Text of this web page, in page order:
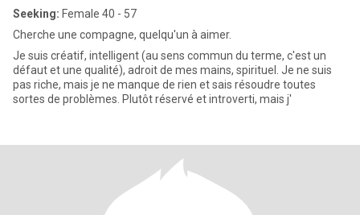
Seeking: Female 40 - 57
Cherche une compagne, quelqu'un à aimer.
Je suis créatif, intelligent (au sens commun du terme, c'est un
défaut et une qualité), adroit de mes mains, spirituel. Je ne suis
pas riche, mais je ne manque de rien et sais résoudre toutes
sortes de problèmes. Plutôt réservé et introverti, mais j'